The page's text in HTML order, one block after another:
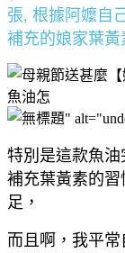
張, 根據阿嬤自
補充的娘家葉
"
特別是這款魚
補充葉黃素的
足，
而且啊，我平